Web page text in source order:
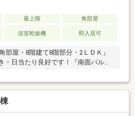
最上階
角部屋
浴室乾燥機 即入居可
屋・8階建て8階部分・2ＬＤＫ』
・日当たり良好です！『南面バルコ
スに困りません！◆設備仕様
ォーム完工』■水回り：キッチン、
ションフロア張替え、網戸貼替
ング他◆リフォーム相談可◆ご要望